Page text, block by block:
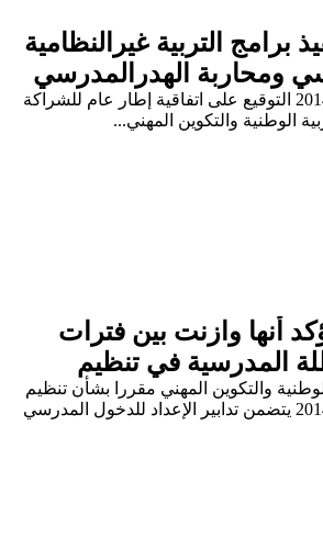
برامج التربية غيرالنظامية
ومحاربة الهدرالمدرسي
تم يوم الأربعاء 7 ماي 2014 التوقيع على اتفاقية إطار عام للشراكة
الوطنية والتكوين المهني...
أنها وازنت بين فترات
المدرسية في تنظيم
والتكوين المهني مقررا بشأن تنظيم
السنة الدراسية 2015-2014 يتضمن تدابير الإعداد للدخول المدرسي